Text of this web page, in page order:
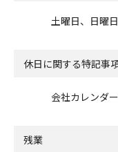
土曜日、日曜
休日に関する特記事
会社カレンダ
残業